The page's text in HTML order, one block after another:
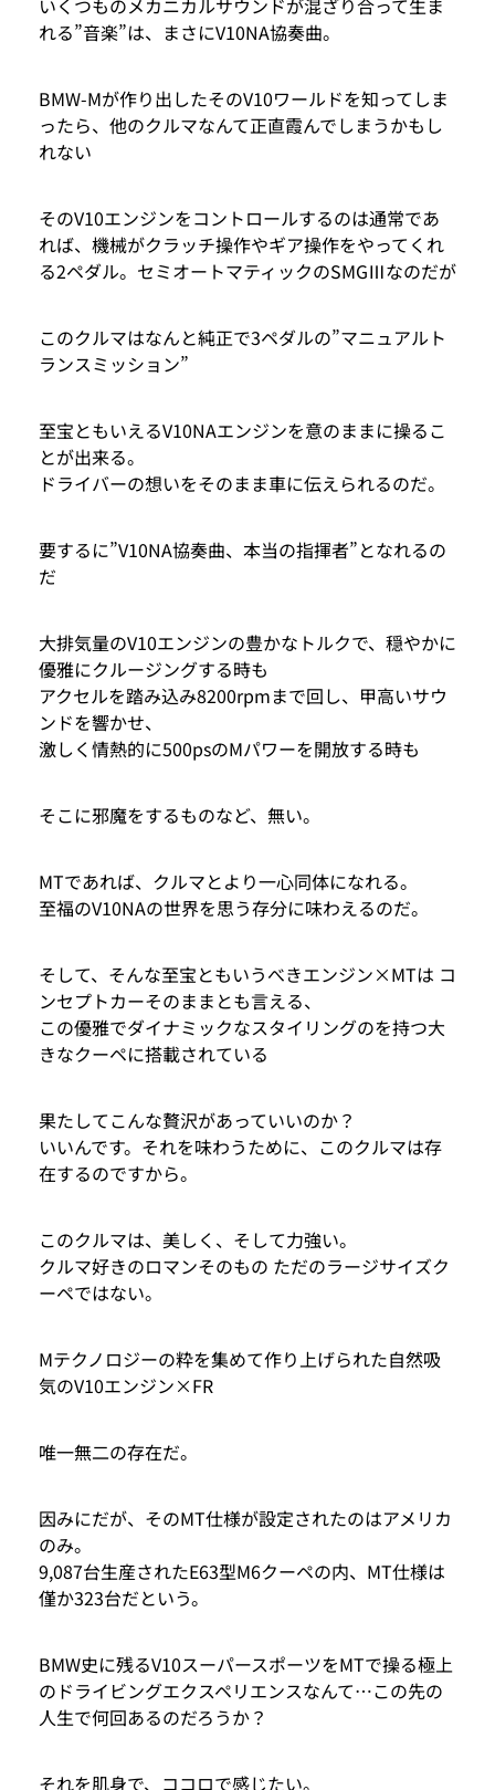
いくつものメカニカルサウンドが混ざり合って生ま
れる”音楽”は、まさにV10NA協奏曲。
BMW-Mが作り出したそのV10ワールドを知ってしま
ったら、他のクルマなんて正直霞んでしまうかもし
れない
そのV10エンジンをコントロールするのは通常であ
れば、機械がクラッチ操作やギア操作をやってくれ
る2ペダル。セミオートマティックのSMGⅢなのだが
このクルマはなんと純正で3ペダルの”マニュアルト
ランスミッション”
至宝ともいえるV10NAエンジンを意のままに操るこ
とが出来る。
ドライバーの想いをそのまま車に伝えられるのだ。
要するに”V10NA協奏曲、本当の指揮者”となれるの
だ
大排気量のV10エンジンの豊かなトルクで、穏やかに
優雅にクルージングする時も
アクセルを踏み込み8200rpmまで回し、甲高いサウ
ンドを響かせ、
激しく情熱的に500psのMパワーを開放する時も
そこに邪魔をするものなど、無い。
MTであれば、クルマとより一心同体になれる。
至福のV10NAの世界を思う存分に味わえるのだ。
そして、そんな至宝ともいうべきエンジン×MTは コ
ンセプトカーそのままとも言える、
この優雅でダイナミックなスタイリングのを持つ大
きなクーペに搭載されている
果たしてこんな贅沢があっていいのか？
いいんです。それを味わうために、このクルマは存
在するのですから。
このクルマは、美しく、そして力強い。
クルマ好きのロマンそのもの ただのラージサイズク
ーペではない。
Mテクノロジーの粋を集めて作り上げられた自然吸
気のV10エンジン×FR
唯一無二の存在だ。
因みにだが、そのMT仕様が設定されたのはアメリカ
のみ。
9,087台生産されたE63型M6クーペの内、MT仕様は
僅か323台だという。
BMW史に残るV10スーパースポーツをMTで操る極上
のドライビングエクスペリエンスなんて…この先の
人生で何回あるのだろうか？
それを肌身で、ココロで感じたい。